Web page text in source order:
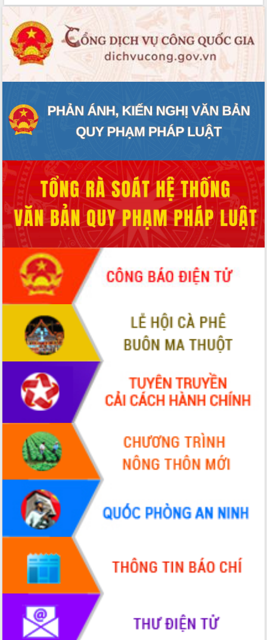
Bàn giải pháp tháo gỡ khó khăn trong
xuất khẩu sầu riêng và triển khai quy
định EUDR
Thứ trưởng Bộ Nông nghiệp và Môi
trường Nguyễn Hoàng Hiệp khảo sát
vùng trồng và doanh nghiệp đóng gói
sầu riêng tại Đắk Lắk
món ăn từ sầu riêng
Đắk Lắk công bố Quy hoạch và xúc
tiến đầu tư tỉnh
ứng để giữ vững thị trường xuất khẩu
Diễn đàn Kinh tế tư nhân Việt Nam đột
phá cơ chế - Hợp tác công tư
Đề án 06 tạo bước ngoặt đột phá trong
cải cách hành chính tỉnh Đắk Lắk
Kết nối tour, đẩy mạnh chuyển đổi số
để phát triển du lịch Đắk Lắk
Khởi động Dự án Đầu tư xây dựng hạ
tầng kỹ thuật Cụm công nghiệp Tân
Tiến
Gặp mặt các cơ quan báo chí nhân Kỷ
niệm 101 năm Ngày Báo chí Cách
mạng Việt Nam
Đắk Lắk sơ kết 4 năm triển khai thực
hiện Đề án 06 của Chính phủ
Họp báo thông tin về Hội nghị Công bố
Quy hoạch và Xúc tiến đầu tư tỉnh Đắk
Lắk
Khơi thông điểm nghẽn, đẩy nhanh
giải ngân vốn khắc phục thiên tai
HĐND tỉnh thông qua điều chỉnh Quy
hoạch tỉnh thời kỳ 2021-2030
Hội thảo góp ý hồ sơ điều chỉnh quy
hoạch tỉnh Đắk Lắk thời kỳ 2021-2030,
tầm nhìn đến năm 2050
Nâng cao hiệu quả hoạt động của các
doanh nghiệp nhà nước
Hội nghị triển khai kết nối mạng
truyền số liệu chuyên dùng phục vụ cơ
quan Đảng, Nhà nước
Lễ phát động chuỗi hoạt động chung
tay làm sạch môi trường
Xã Ea Kar bước chuyển mình trong
công tác cải cách hành chính mô hình
UBND tỉnh họp báo định kỳ tháng 4
năm 2026
Tất cả: 66065012